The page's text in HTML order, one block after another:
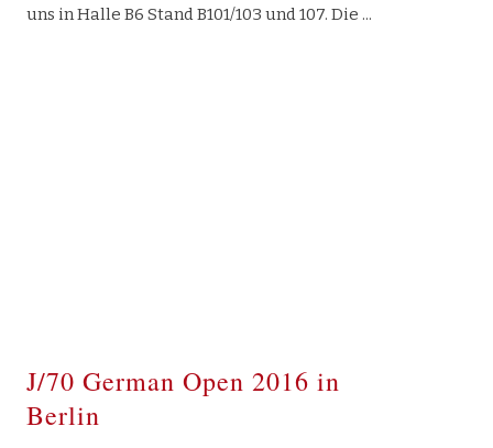
uns in Halle B6 Stand B101/103 und 107. Die
J/70 German Open 2016 in
Berlin